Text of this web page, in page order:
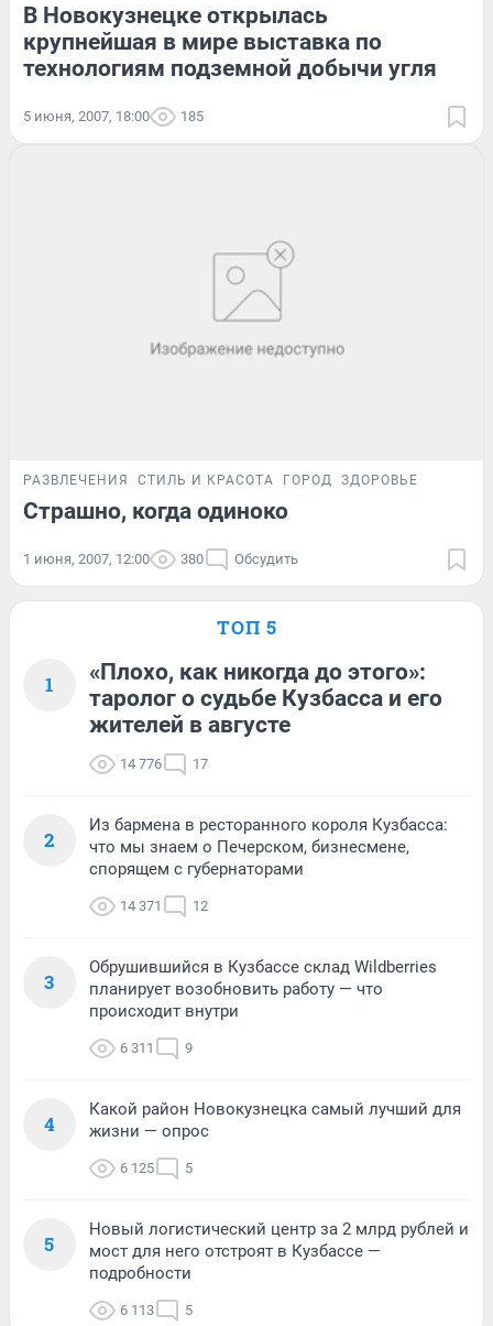
В Новокузнецке открылась
крупнейшая в мире выставка по
технологиям подземной добычи угля
5 июня, 2007, 18:00 185
РАЗВЛЕЧЕНИЯ СТИЛЬ И КРАСОТА ГОРОД ЗДОРОВЬЕ
Страшно, когда одиноко
1 июня, 2007, 12:00 380 Обсудить
ТОП 5
1
«Плохо, как никогда до этого»:
таролог о судьбе Кузбасса и его
жителей в августе
14 776 17
2
Из бармена в ресторанного короля Кузбасса:
что мы знаем о Печерском, бизнесмене,
спорящем с губернаторами
14 371 12
3
Обрушившийся в Кузбассе склад Wildberries
планирует возобновить работу — что
происходит внутри
6 311 9
4
Какой район Новокузнецка самый лучший для
жизни — опрос
6 125 5
5
Новый логистический центр за 2 млрд рублей и
мост для него отстроят в Кузбассе —
подробности
6 113 5